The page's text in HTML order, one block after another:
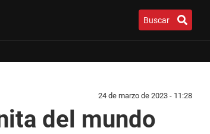
Buscar
24 de marzo de 2023 - 11:28
del mundo